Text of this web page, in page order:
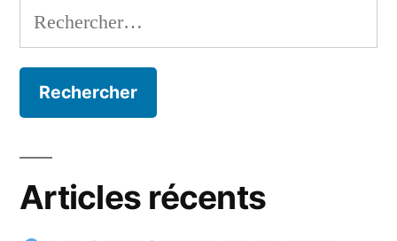
Rechercher :
Articles récents